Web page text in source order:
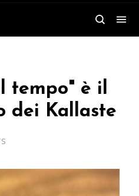
tempo" è il
dei Kallaste